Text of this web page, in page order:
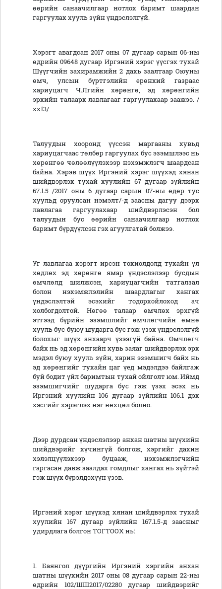
өөрийн санаачилгаар нотлох баримт шаардан
гаргуулах хууль зүйн үндэслэлгүй.
Хэрэгт авагдсан 2017 оны 07 дугаар сарын 06-ны
өдрийн 09648 дугаар Иргэний хэрэг үүсгэх тухай
Шүүгчийн захирамжийн 2 дахь заалтаар Оюуны
өмч, улсын бүртгэлийн ерөнхий газраас
хариуцагч Ч.Лгийн хөрөнгө, эд хөрөнгийн
эрхийн талаарх лавлагааг гаргуулахаар заажээ. /
хх13/
Талуудын хооронд үүссэн маргааны хувьд
хариуцагчаас төлбөр гаргуулах бус эзэмшлээс нь
хөрөнгөө чөлөөлүүлэхээр нэхэмжлэгч шаардсан
байна. Хэрэв шүүх Иргэний хэрэг шүүхэд хянан
шийдвэрлэх тухай хуулийн 67 дугаар зүйлийн
67.1.5 /2017 оны 6 дугаар сарын 07-ны өдөр тус
хуульд оруулсан нэмэлт/-д заасны дагуу дээрх
лавлагаа гаргуулахаар шийдвэрлэсэн бол
талуудын бус өөрийн санаачилгаар нотлох
баримт бүрдүүлсэн гэх агуулгатай болжээ.
Уг лавлагаа хэрэгт ирсэн тохиолдолд тухайн үл
хөдлөх эд хөрөнгө ямар үндэслэлээр бусдын
өмчлөлд шилжсэн, хариуцагчийн татгалзал
болон нэхэмжлэлийн шаардлагыг хангах
үндэслэлтэй эсэхийг тодорхойлоход ач
холбогдолтой. Нөгөө талаар өмчлөх эрхгүй
этгээд бүрийн эзэмшлийг өмчлөгчийн өмнө
хууль бус буюу шударга бус гэж үзэх үндэслэлгүй
болохыг шүүх анхаарч үзээгүй байна. Өмчлөгч
байх нь эд хөрөнгийн хувь заяаг шийдвэрлэх эрх
мэдэл буюу хууль зүйн, харин эзэмшигч байх нь
эд хөрөнгийг тухайн цаг үед мэдэлдээ байлгаж
буй бодит үйл баримтын тухай ойлголт юм. Иймд
эзэмшигчийг шударга бус гэж үзэх эсэх нь
Иргэний хуулийн 106 дугаар зүйлийн 106.1 дэх
хэсгийг хэрэглэх нэг нөхцөл болно.
Дээр дурдсан үндэслэлээр анхан шатны шүүхийн
шийдвэрийг хүчингүй болгож, хэргийг дахин
хэлэлцүүлэхээр буцааж, нэхэмжлэгчийн
гаргасан давж заалдах гомдлыг хангах нь зүйтэй
гэж шүүх бүрэлдэхүүн үзэв.
Иргэний хэрэг шүүхэд хянан шийдвэрлэх тухай
хуулийн 167 дугаар зүйлийн 167.1.5-д заасныг
удирдлага болгон ТОГТООХ нь:
1. Баянгол дүүргийн Иргэний хэргийн анхан
шатны шүүхийн 2017 оны 08 дугаар сарын 22-ны
өдрийн 102/ШШ2017/02280 дугаар шийдвэрийг